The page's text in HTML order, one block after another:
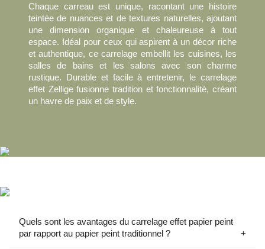
Chaque carreau est unique, racontant une histoire
teintée de nuances et de textures naturelles, ajoutant
une dimension organique et chaleureuse à tout
espace. Idéal pour ceux qui aspirent à un décor riche
et authentique, ce carrelage embellit les cuisines, les
salles de bains et les salons avec son charme
rustique. Durable et facile à entretenir, le carrelage
effet Zellige fusionne tradition et fonctionnalité, créant
un havre de paix et de style.
Quels sont les avantages du carrelage effet papier peint
par rapport au papier peint traditionnel ?